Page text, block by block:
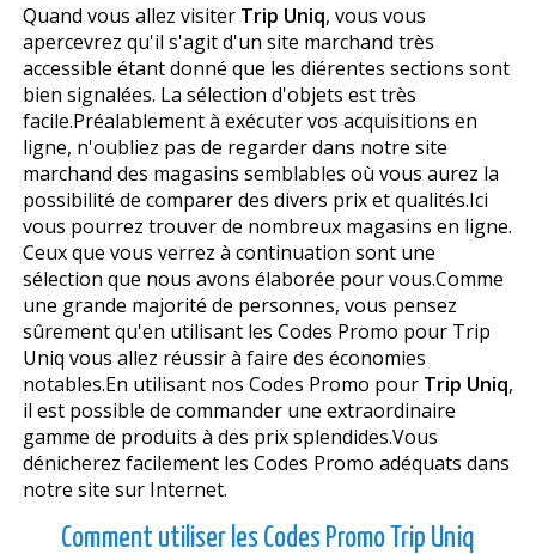
Quand vous allez visiter Trip Uniq, vous vous
apercevrez qu'il s'agit d'un site marchand très
accessible étant donné que les différentes sections sont
bien signalées. La sélection d'objets est très
facile.Préalablement à exécuter vos acquisitions en
ligne, n'oubliez pas de regarder dans notre site
marchand des magasins semblables où vous aurez la
possibilité de comparer des divers prix et qualités.Ici
vous pourrez trouver de nombreux magasins en ligne.
Ceux que vous verrez à continuation sont une
sélection que nous avons élaborée pour vous.Comme
une grande majorité de personnes, vous pensez
sûrement qu'en utilisant les Codes Promo pour Trip
Uniq vous allez réussir à faire des économies
notables.En utilisant nos Codes Promo pour Trip Uniq,
il est possible de commander une extraordinaire
gamme de produits à des prix splendides.Vous
dénicherez facilement les Codes Promo adéquats dans
notre site sur Internet.
Comment utiliser les Codes Promo Trip Uniq